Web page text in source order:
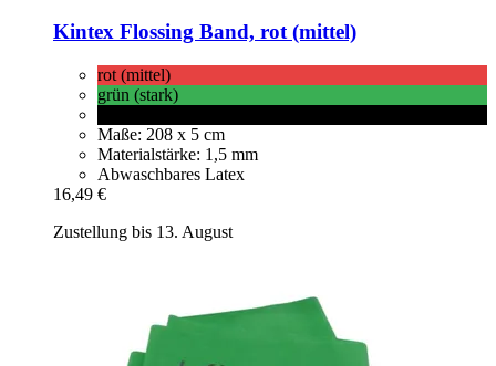
Kintex Flossing Band, rot (mittel)
rot (mittel)
grün (stark)
Maße: 208 x 5 cm
Materialstärke: 1,5 mm
Abwaschbares Latex
16,49 €
Zustellung bis 13. August